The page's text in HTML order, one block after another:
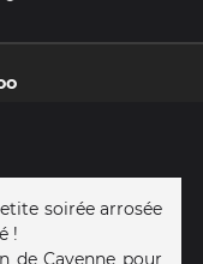
soirée arrosée
!
de Cayenne pour